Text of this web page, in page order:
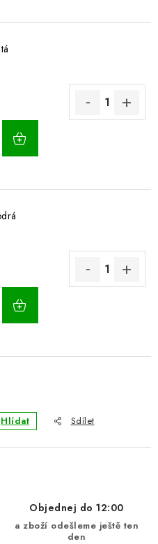
Hlídat Sdílet
Objednej do 12:00
a zboží odešleme ještě ten
den